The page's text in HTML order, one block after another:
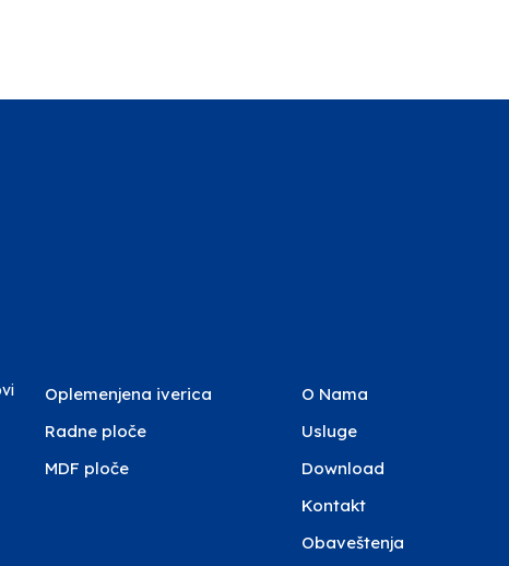
Oplemenjena iverica
Radne ploče
MDF ploče
O Nama
Usluge
Download
Kontakt
Obaveštenja